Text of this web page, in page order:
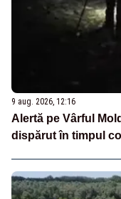
9 aug. 2026, 12:16
Alertă pe Vârful
dispărut în timpul